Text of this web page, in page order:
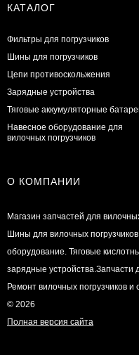
КАТАЛОГ
Фильтры для погрузчиков
Шины для погрузчиков
Цепи противоскольжения
Зарядные устройства
Тяговые аккумуляторные
Навесное оборудование для
вилочных погрузчиков
О КОМПАНИИ
Магазин запчастей для
Шины для вилочных
оборудование. Тяговые
зарядные устройства.Запчасти
Ремонт вилочных погрузчиков и
© 2026
Полная версия сайта